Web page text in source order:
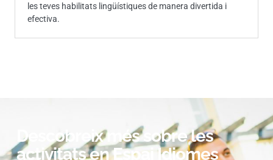
les teves habilitats lingüístiques de manera divertida i
efectiva.
Descobreix més sobre les
activitats en Espai Idiomes